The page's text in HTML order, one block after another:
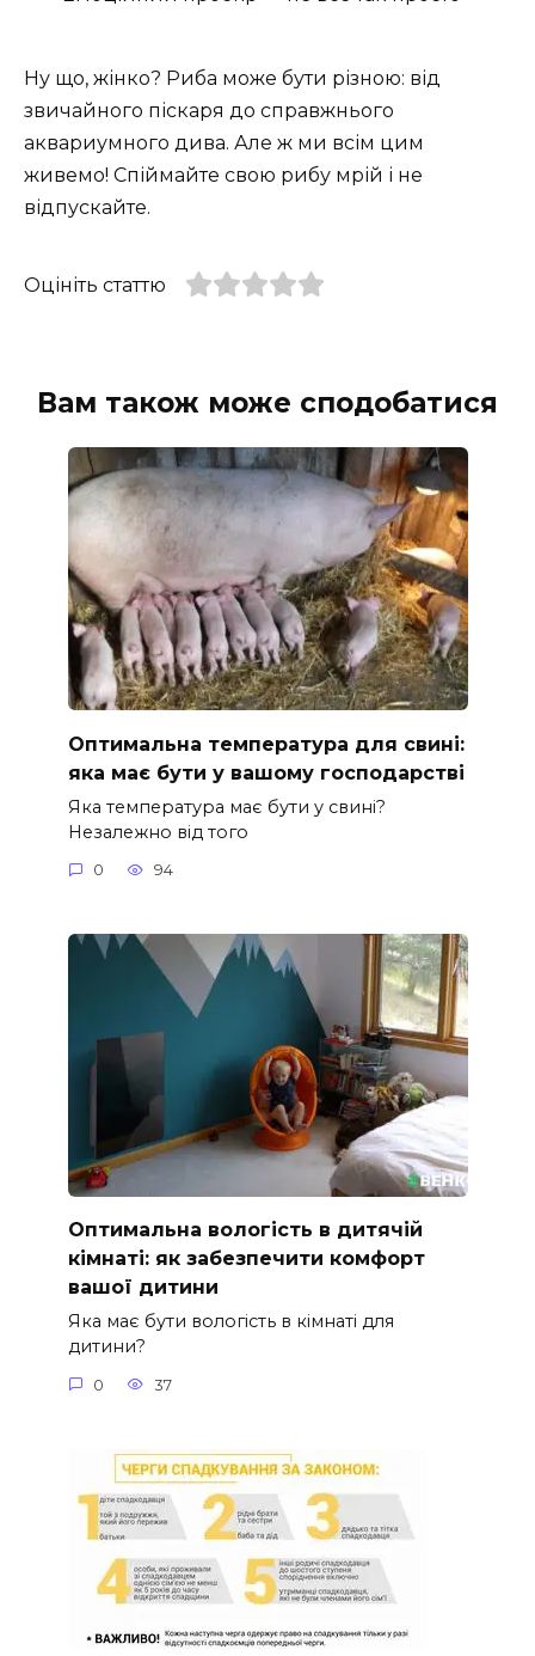
Ну що, жінко? Риба може бути різною: від
звичайного піскаря до справжнього
аквариумного дива. Але ж ми всім цим
живемо! Спіймайте свою рибу мрій і не
відпускайте.
Оцініть статтю
Вам також може сподобатися
Оптимальна температура для свині:
яка має бути у вашому господарстві
Яка температура має бути у свині?
Незалежно від того
0 94
Оптимальна вологість в дитячій
кімнаті: як забезпечити комфорт
вашої дитини
Яка має бути вологість в кімнаті для
дитини?
0 37